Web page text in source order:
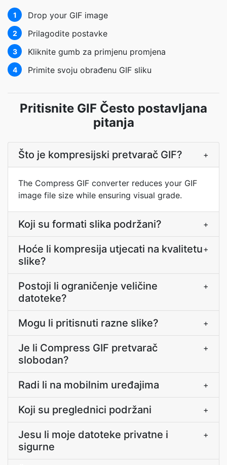
1 Drop your GIF image
2 Prilagodite postavke
3 Kliknite gumb za primjenu promjena
4 Primite svoju obrađenu GIF sliku
Pritisnite GIF Često postavljana
pitanja
Što je kompresijski pretvarač GIF? +
The Compress GIF converter reduces your GIF
image file size while ensuring visual grade.
Koji su formati slika podržani? +
Hoće li kompresija utjecati na kvalitetu
slike?
+
Postoji li ograničenje veličine
datoteke?
+
Mogu li pritisnuti razne slike? +
Je li Compress GIF pretvarač
slobodan?
+
Radi li na mobilnim uređajima +
Koji su preglednici podržani +
Jesu li moje datoteke privatne i
sigurne
+